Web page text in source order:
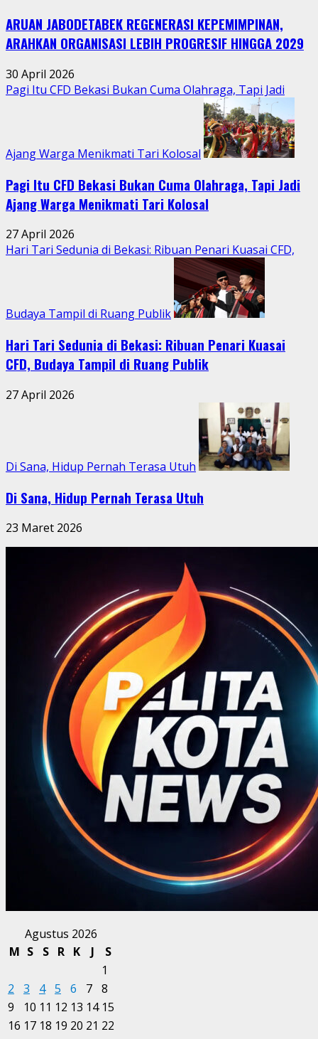
Warga
Jatimurni
di
Tengah
Aktivitas
Perkotaan
ARUAN JABODETABEK REGENERASI KEPEMIMPINAN,
ARAHKAN ORGANISASI LEBIH PROGRESIF HINGGA 2029
30 April 2026
Pagi Itu CFD Bekasi Bukan Cuma Olahraga, Tapi Jadi
Ajang Warga Menikmati Tari Kolosal
Pagi Itu CFD Bekasi Bukan Cuma Olahraga, Tapi Jadi
Ajang Warga Menikmati Tari Kolosal
27 April 2026
Hari Tari Sedunia di Bekasi: Ribuan Penari Kuasai CFD,
Budaya Tampil di Ruang Publik
Hari Tari Sedunia di Bekasi: Ribuan Penari Kuasai
CFD, Budaya Tampil di Ruang Publik
27 April 2026
Di Sana, Hidup Pernah Terasa Utuh
Di Sana, Hidup Pernah Terasa Utuh
23 Maret 2026
Agustus 2026
M S S R K J
S
1
2
3 4 5 6 7 8
9
10 11 12 13 14 15
16 17 18 19 20 21 22